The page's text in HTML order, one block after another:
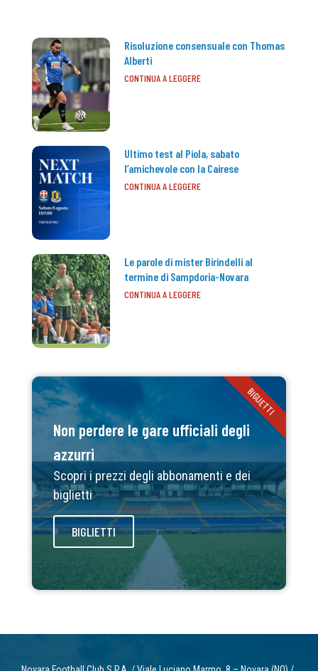
Risoluzione consensuale con Thomas
Alberti
CONTINUA A LEGGERE
Ultimo test al Piola, sabato
l’amichevole con la Cairese
CONTINUA A LEGGERE
Le parole di mister Birindelli al
termine di Sampdoria-Novara
CONTINUA A LEGGERE
Non perdere le gare ufficiali degli
azzurri
Scopri i prezzi degli abbonamenti e dei
biglietti
BIGLIETTI
BIGLIETTI